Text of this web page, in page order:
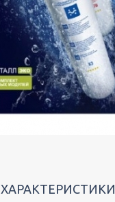
ХАРАКТЕРИСТИКИ